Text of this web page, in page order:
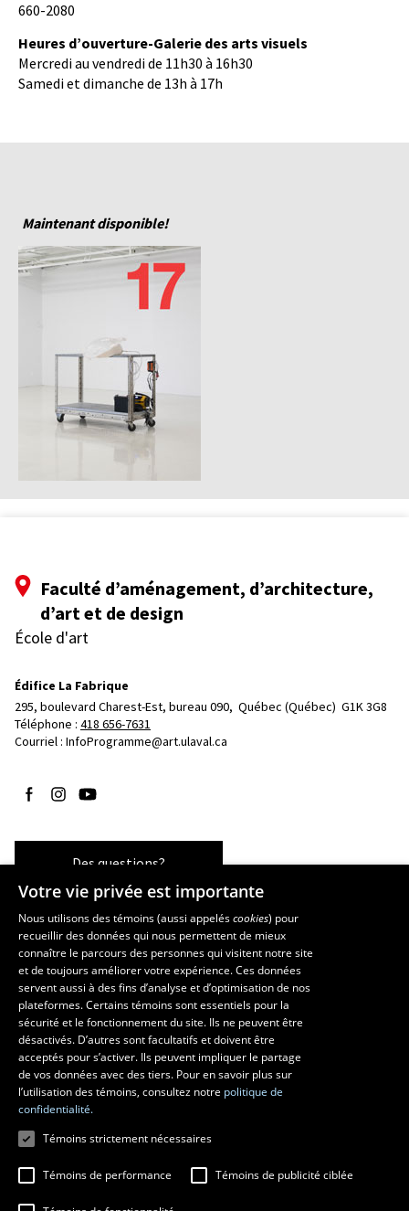
660-2080
Heures d’ouverture-Galerie des arts visuels
Mercredi au vendredi de 11h30 à 16h30
Samedi et dimanche de 13h à 17h
Maintenant disponible!
Faculté d’aménagement, d’architecture,
d’art et de design
École d'art
Édifice La Fabrique
295, boulevard Charest-Est, bureau 090, Québec (Québec)  G1K 3G8
Téléphone : 418 656-7631
Courriel : InfoProgramme@art.ulaval.ca
Suivez-nous sur Facebook
Suivez-nous sur Instagram
Suivez-nous sur YouTube
Des questions?
Les écoles et la recherche
École supérieure d’aménagement du territoire et de développement
régional
École d’architecture
École de design
Centre de recherche en aménagement et développement
Votre vie privée est importante
Nous utilisons des témoins (aussi appeléscookies) pour
recueillir des données qui nous permettent de mieux
connaître le parcours des personnes qui visitent notre site
et de toujours améliorer votre expérience. Ces données
servent aussi à des fins d’analyse et d’optimisation de nos
plateformes. Certains témoins sont essentiels pour la
sécurité et le fonctionnement du site. Ils ne peuvent être
désactivés. D’autres sont facultatifs et doivent être
acceptés pour s’activer. Ils peuvent impliquer le partage
de vos données avec des tiers. Pour en savoir plus sur
l’utilisation des témoins, consultez notre politique de
confidentialité.
Témoins strictement nécessaires
Témoins de performance Témoins de publicité ciblée